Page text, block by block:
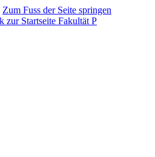
Zum Fuss der Seite springen
Fakultät P